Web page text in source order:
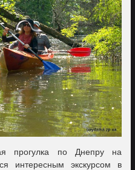
прогулка по Днепру на
интересным экскурсом в